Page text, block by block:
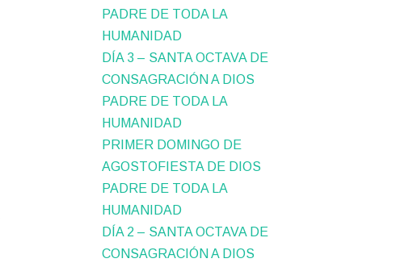
PADRE DE TODA LA
HUMANIDAD
DÍA 3 – SANTA OCTAVA DE
CONSAGRACIÓN A DIOS
PADRE DE TODA LA
HUMANIDAD
PRIMER DOMINGO DE
AGOSTOFIESTA DE DIOS
PADRE DE TODA LA
HUMANIDAD
DÍA 2 – SANTA OCTAVA DE
CONSAGRACIÓN A DIOS